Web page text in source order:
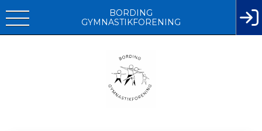
BORDING
GYMNASTIKFORENING